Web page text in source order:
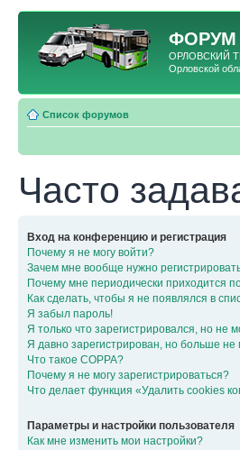
ФОРУМ
ОРЛОВСКИЙ
Орловской
Список форумов
Часто
Вход на конференцию и регистрация
Почему я не могу войти?
Зачем мне вообще нужно
Почему мне периодически приходится
Как сделать, чтобы я не появлялся в
Я забыл пароль!
Я только что зарегистрировался, но не
Я давно зарегистрирован, но больше не
Что такое COPPA?
Почему я не могу зарегистрироваться?
Что делает функция «Удалить cookies
Параметры и настройки пользователя
Как мне изменить мои настройки?